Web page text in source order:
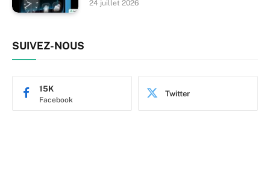
24 juillet 2026
SUIVEZ-NOUS
Facebook
15K Twitter